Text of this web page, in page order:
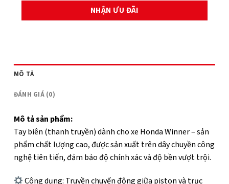
NHẬN ƯU ĐÃI
MÔ TẢ
ĐÁNH GIÁ (0)
Mô tả sản phẩm:
Tay biên (thanh truyền) dành cho xe Honda Winner – sản
phẩm chất lượng cao, được sản xuất trên dây chuyền công
nghệ tiên tiến, đảm bảo độ chính xác và độ bền vượt trội.
Công dụng: Truyền chuyển động giữa piston và trục